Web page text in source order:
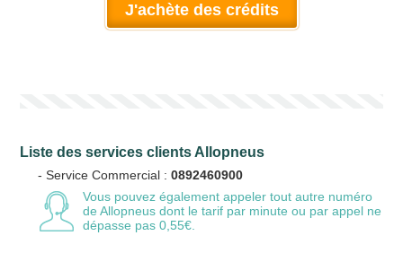
J'achète des crédits
Liste des services clients Allopneus
- Service Commercial :0892460900
Vous pouvez également appeler tout autre numéro
de Allopneus dont le tarif par minute ou par appel ne
dépasse pas 0,55€.